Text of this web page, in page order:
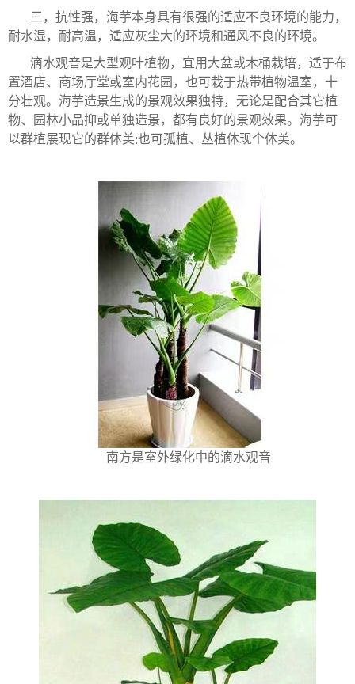
三，抗性强，海芋本身具有很强的适应不良环境的能力，
耐水湿，耐高温，适应灰尘大的环境和通风不良的环境。
滴水观音是大型观叶植物，宜用大盆或木桶栽培，适于布
置酒店、商场厅堂或室内花园，也可栽于热带植物温室，十
分壮观。海芋造景生成的景观效果独特，无论是配合其它植
物、园林小品抑或单独造景，都有良好的景观效果。海芋可
以群植展现它的群体美;也可孤植、丛植体现个体美。
南方是室外绿化中的滴水观音